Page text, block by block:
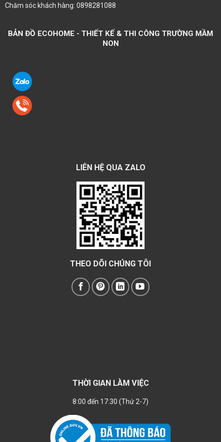
Chăm sóc khách hàng: 0898281088
BẢN ĐỒ ECOHOME - THIẾT KẾ & THI CÔNG TRƯỜNG MẦM
NON
LIÊN HỆ QUA ZALO
THEO DÕI CHÚNG TÔI
THỜI GIAN LÀM VIỆC
8:00 đến 17:30 (Thứ 2-7)